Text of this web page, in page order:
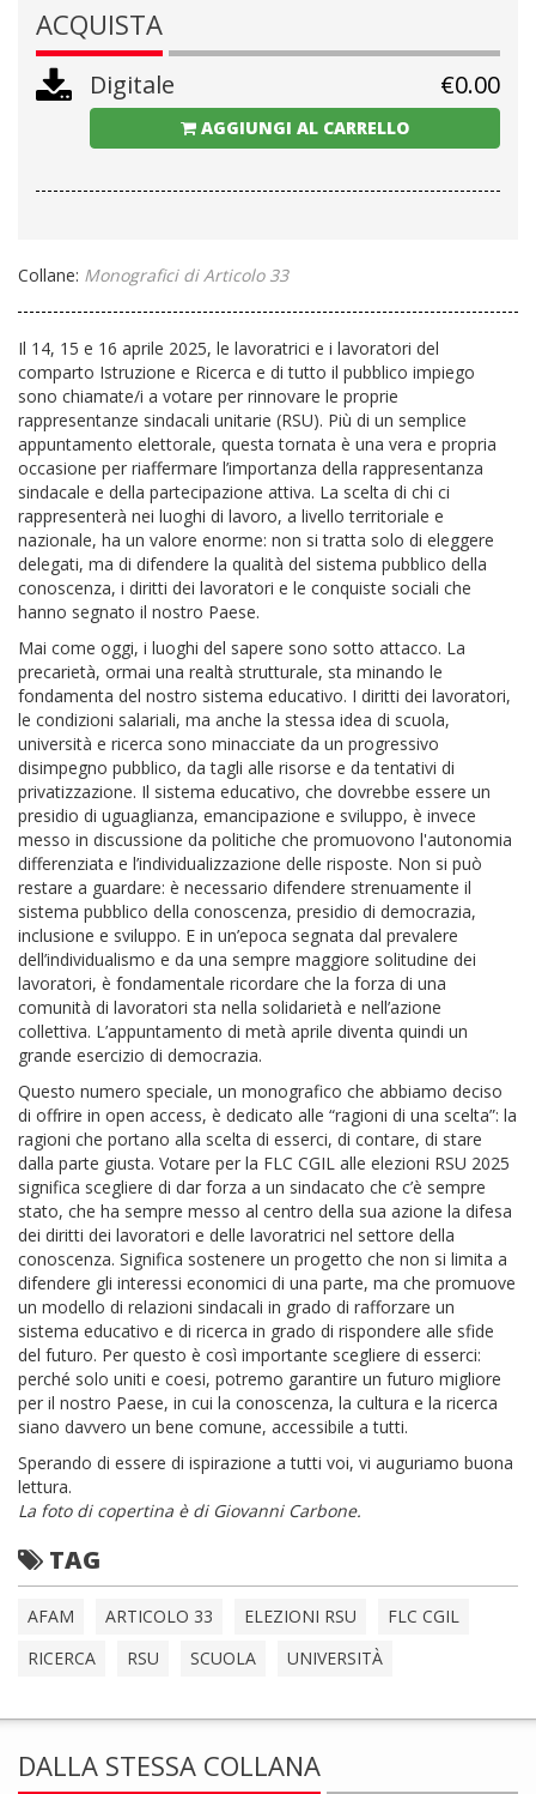
ACQUISTA
Digitale €0.00
AGGIUNGI AL CARRELLO
Collane: Monografici di Articolo 33
Il 14, 15 e 16 aprile 2025, le lavoratrici e i lavoratori del
comparto Istruzione e Ricerca e di tutto il pubblico impiego
sono chiamate/i a votare per rinnovare le proprie
rappresentanze sindacali unitarie (RSU). Più di un semplice
appuntamento elettorale, questa tornata è una vera e propria
occasione per riaffermare l’importanza della rappresentanza
sindacale e della partecipazione attiva. La scelta di chi ci
rappresenterà nei luoghi di lavoro, a livello territoriale e
nazionale, ha un valore enorme: non si tratta solo di eleggere
delegati, ma di difendere la qualità del sistema pubblico della
conoscenza, i diritti dei lavoratori e le conquiste sociali che
hanno segnato il nostro Paese.
Mai come oggi, i luoghi del sapere sono sotto attacco. La
precarietà, ormai una realtà strutturale, sta minando le
fondamenta del nostro sistema educativo. I diritti dei lavoratori,
le condizioni salariali, ma anche la stessa idea di scuola,
università e ricerca sono minacciate da un progressivo
disimpegno pubblico, da tagli alle risorse e da tentativi di
privatizzazione. Il sistema educativo, che dovrebbe essere un
presidio di uguaglianza, emancipazione e sviluppo, è invece
messo in discussione da politiche che promuovono l'autonomia
differenziata e l’individualizzazione delle risposte. Non si può
restare a guardare: è necessario difendere strenuamente il
sistema pubblico della conoscenza, presidio di democrazia,
inclusione e sviluppo. E in un’epoca segnata dal prevalere
dell’individualismo e da una sempre maggiore solitudine dei
lavoratori, è fondamentale ricordare che la forza di una
comunità di lavoratori sta nella solidarietà e nell’azione
collettiva. L’appuntamento di metà aprile diventa quindi un
grande esercizio di democrazia.
Questo numero speciale, un monografico che abbiamo deciso
di offrire in open access, è dedicato alle “ragioni di una scelta”: la
ragioni che portano alla scelta di esserci, di contare, di stare
dalla parte giusta. Votare per la FLC CGIL alle elezioni RSU 2025
significa scegliere di dar forza a un sindacato che c’è sempre
stato, che ha sempre messo al centro della sua azione la difesa
dei diritti dei lavoratori e delle lavoratrici nel settore della
conoscenza. Significa sostenere un progetto che non si limita a
difendere gli interessi economici di una parte, ma che promuove
un modello di relazioni sindacali in grado di rafforzare un
sistema educativo e di ricerca in grado di rispondere alle sfide
del futuro. Per questo è così importante scegliere di esserci:
perché solo uniti e coesi, potremo garantire un futuro migliore
per il nostro Paese, in cui la conoscenza, la cultura e la ricerca
siano davvero un bene comune, accessibile a tutti.
Sperando di essere di ispirazione a tutti voi, vi auguriamo buona
lettura.
La foto di copertina è di Giovanni Carbone.
TAG
AFAM ARTICOLO 33 ELEZIONI RSU
FLC CGIL
RICERCA
RSU SCUOLA UNIVERSITÀ
DALLA STESSA COLLANA